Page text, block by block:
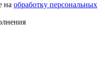
на обработку персональных